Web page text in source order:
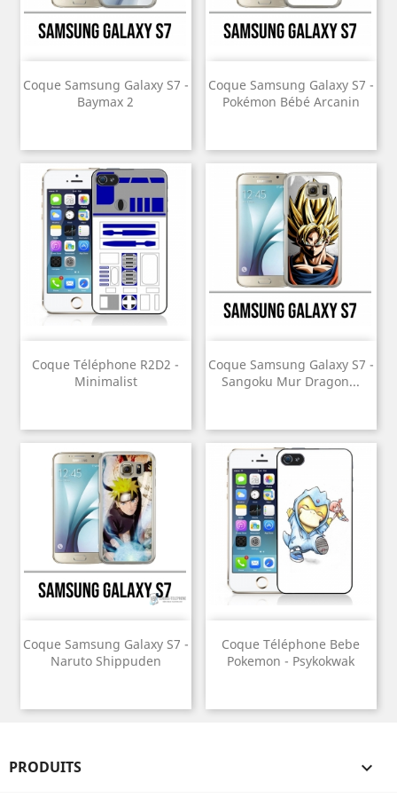
Coque Samsung Galaxy S7 -
Baymax 2
Coque Samsung Galaxy S7 -
Pokémon Bébé Arcanin
Coque Téléphone R2D2 -
Minimalist
Coque Samsung Galaxy S7 -
Sangoku Mur Dragon...
Coque Samsung Galaxy S7 -
Naruto Shippuden
Coque Téléphone Bebe
Pokemon - Psykokwak
PRODUITS 